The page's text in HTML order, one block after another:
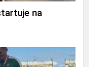
na